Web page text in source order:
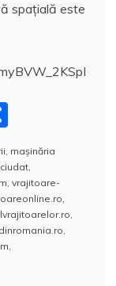
spaţială este
rt
aj
e
a
, maşinăria
,
, vrajitoare-
,
,
,
,